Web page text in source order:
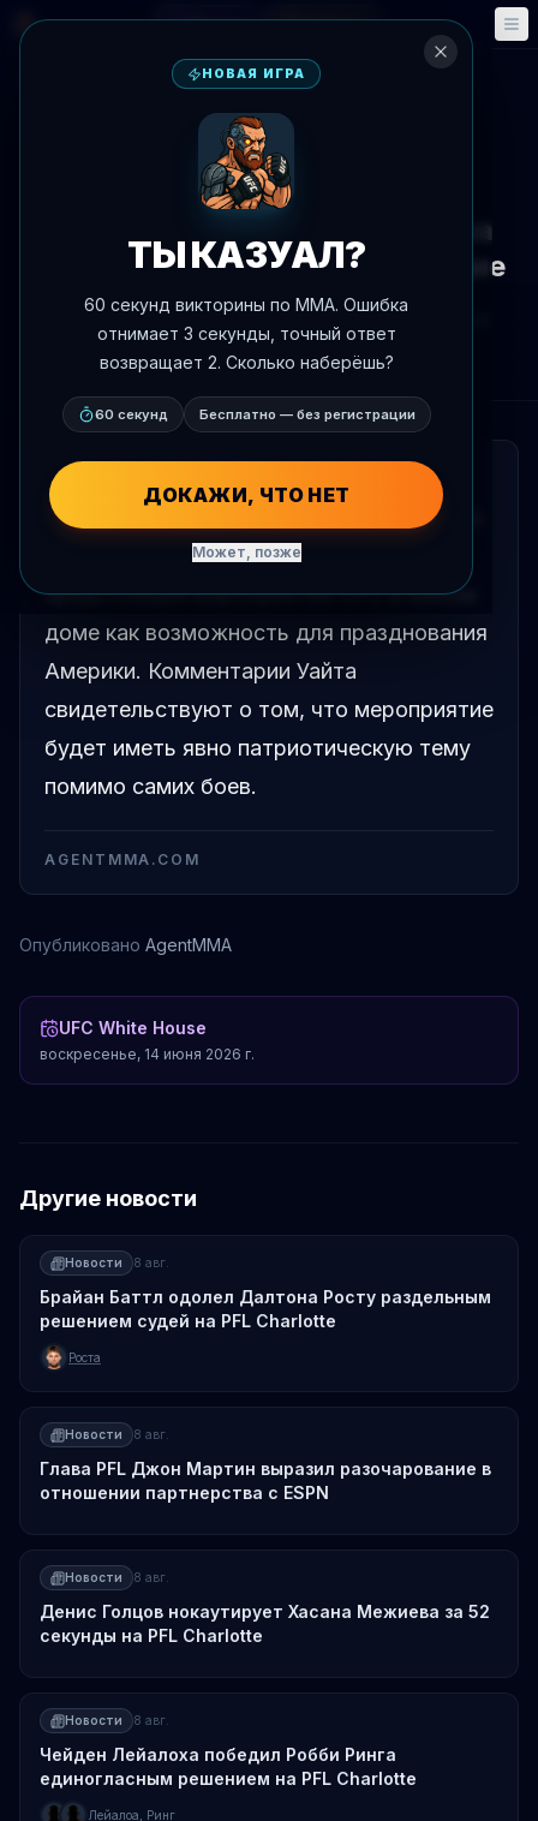
🎮 Фэнтези 📅 События
Новости
Дэна Уайта планирует
патриотическое торжество на
мероприятии UFC в Белом доме
Oscar Nascimento
AgentMMA.com
Президент UFC Дэна Уайта раскрыл, что
организация намерена использовать
предстоящее мероприятие UFC в Белом
доме как возможность для празднования
Америки. Комментарии Уайта
свидетельствуют о том, что мероприятие
будет иметь явно патриотическую тему
помимо самих боев.
AGENTMMA.COM
Опубликовано AgentMMA
UFC White House
воскресенье, 14 июня 2026 г.
Другие новости
Новости 8 авг.
Брайан Баттл одолел Далтона Росту раздельным
решением судей на PFL Charlotte
Роста
Новости 8 авг.
Глава PFL Джон Мартин выразил разочарование в
отношении партнерства с ESPN
Новости 8 авг.
Денис Голцов нокаутирует Хасана Межиева за 52
секунды на PFL Charlotte
Новости 8 авг.
Чейден Лейалоха победил Робби Ринга
единогласным решением на PFL Charlotte
Лейалоа Ринг
НОВАЯ ИГРА
ТЫ КАЗУАЛ?
60 секунд викторины по MMA. Ошибка
отнимает 3 секунды, точный ответ
возвращает 2. Сколько наберёшь?
60 секунд Бесплатно — без регистрации
ДОКАЖИ, ЧТО НЕТ
Может, позже